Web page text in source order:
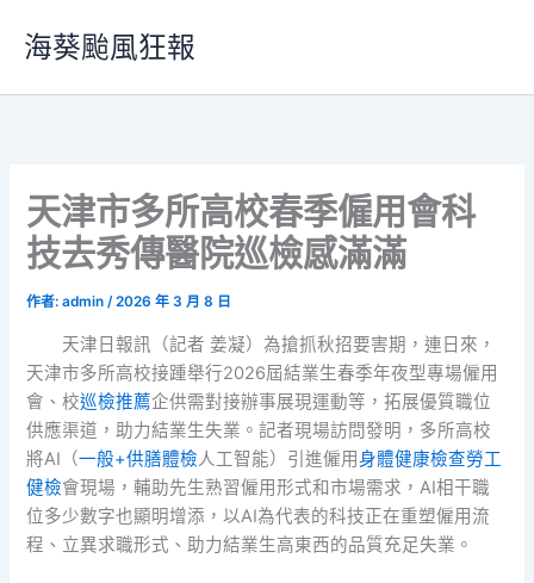
要
海葵颱風狂報
天津市多所高校春季僱用會科
技去秀傳醫院巡檢感滿滿
作者:admin/2026 年 3 月 8 日
天津日報訊（記者 姜凝）為搶抓秋招要害期，連日來，
天津市多所高校接踵舉行2026屆結業生春季年夜型專場僱用
會、校巡檢推薦企供需對接辦事展現運動等，拓展優質職位
供應渠道，助力結業生失業。記者現場訪問發明，多所高校
將AI（一般+供膳體檢人工智能）引進僱用身體健康檢查勞工
健檢會現場，輔助先生熟習僱用形式和市場需求，AI相干職
位多少數字也顯明增添，以AI為代表的科技正在重塑僱用流
程、立異求職形式、助力結業生高東西的品質充足失業。